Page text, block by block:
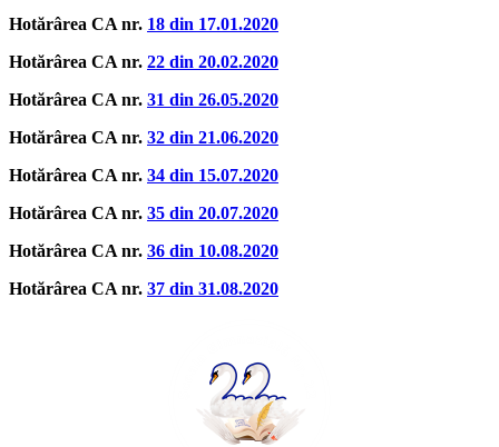
Hotărârea CA nr. 18 din 17.01.2020
Hotărârea CA nr. 22 din 20.02.2020
Hotărârea CA nr. 31 din 26.05.2020
Hotărârea CA nr. 32 din 21.06.2020
Hotărârea CA nr. 34 din 15.07.2020
Hotărârea CA nr. 35 din 20.07.2020
Hotărârea CA nr. 36 din 10.08.2020
Hotărârea CA nr. 37 din 31.08.2020